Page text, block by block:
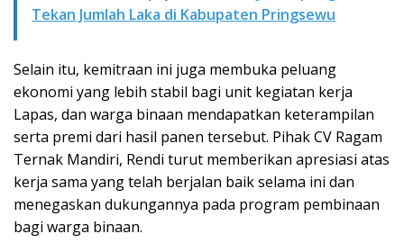
Tekan Jumlah Laka di Kabupaten Pringsewu
Selain itu, kemitraan ini juga membuka peluang
ekonomi yang lebih stabil bagi unit kegiatan kerja
Lapas, dan warga binaan mendapatkan keterampilan
serta premi dari hasil panen tersebut. Pihak CV Ragam
Ternak Mandiri, Rendi turut memberikan apresiasi atas
kerja sama yang telah berjalan baik selama ini dan
menegaskan dukungannya pada program pembinaan
bagi warga binaan.